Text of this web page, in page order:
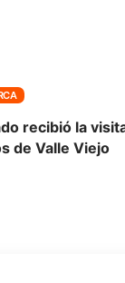
recibió la
de Valle Viejo